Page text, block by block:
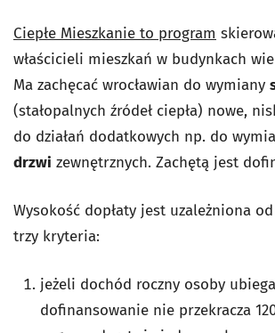
Ciepłe Mieszkanie to program
właścicieli mieszkań w budynkach
Ma zachęcać wrocławian do wymiany
(stałopalnych źródeł ciepła) nowe,
do działań dodatkowych np. do
drzwi zewnętrznych. Zachętą jest
Wysokość dopłaty jest uzależniona
trzy kryteria:
jeżeli dochód roczny osoby
dofinansowanie nie przekracza